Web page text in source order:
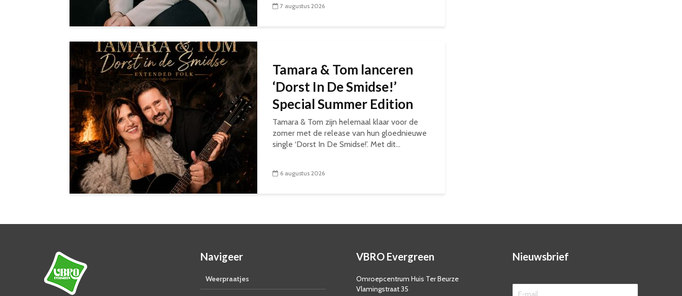
7 augustus 2026
Tamara & Tom lanceren
‘Dorst In De Smidse!’
Special Summer Edition
Tamara & Tom zijn helemaal klaar voor de
zomer met de release van hun gloednieuwe
single ‘Dorst In De Smidse!’. Met dit...
6 augustus 2026
Navigeer
Weerpraatjes
VBRO Evergreen
Omroepcentrum Huis Ter Beurze
Vlamingstraat 35
Nieuwsbrief